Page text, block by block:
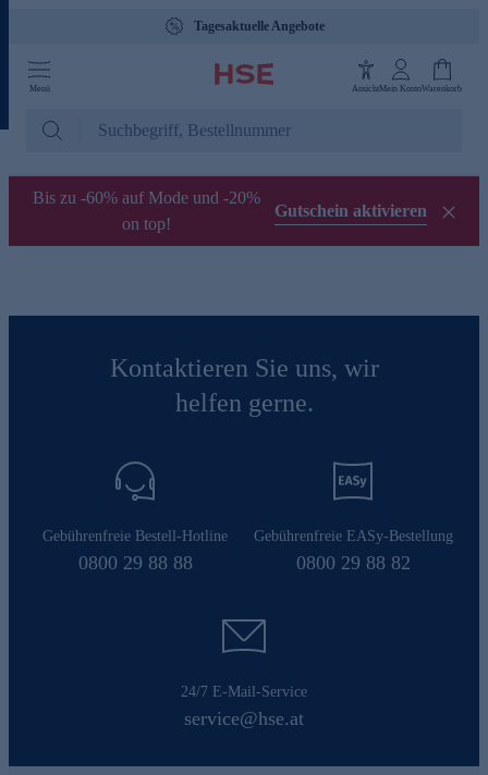
Tagesaktuelle Angebote
Menü AnsichtMein KontoWarenkorb
Bis zu -60% auf Mode und -20%
on top!
Gutschein aktivieren
Kontaktieren Sie uns, wir
helfen gerne.
Gebührenfreie Bestell-Hotline
0800 29 88 88
Gebührenfreie EASy-Bestellung
0800 29 88 82
24/7 E-Mail-Service
service@hse.at